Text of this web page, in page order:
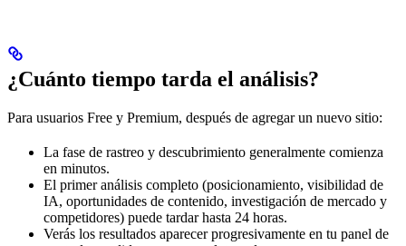
¿Cuánto tiempo tarda el análisis?
Para usuarios Free y Premium, después de agregar un nuevo sitio:
La fase de rastreo y descubrimiento generalmente comienza
en minutos.
El primer análisis completo (posicionamiento, visibilidad de
IA, oportunidades de contenido, investigación de mercado y
competidores) puede tardar hasta 24 horas.
Verás los resultados aparecer progresivamente en tu panel de